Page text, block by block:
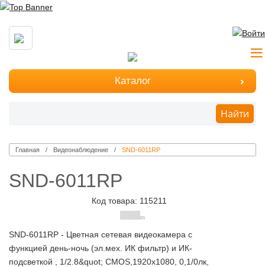
Каталог
Найти
Главная Видеонаблюдение SND-6011RP
SND-6011RP
Код товара: 115211
(0)
SND-6011RP - Цветная сетевая видеокамера с
функцией день-ночь (эл.мех. ИК фильтр) и ИК-
подсветкой , 1/2.8&quot; CMOS,1920x1080, 0,1/0лк,